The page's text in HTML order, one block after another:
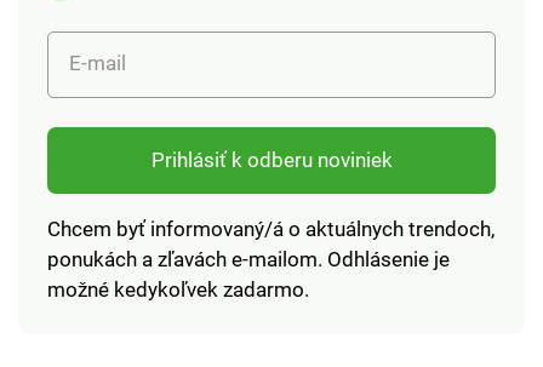
E-mail
Prihlásiť k odberu noviniek
Chcem byť informovaný/á o aktuálnych trendoch,
ponukách a zľavách e-mailom. Odhlásenie je
možné kedykoľvek zadarmo.